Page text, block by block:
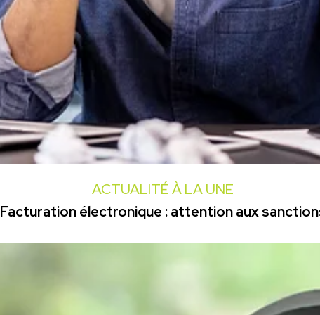
ACTUALITÉ À LA UNE
Facturation électronique : attention aux